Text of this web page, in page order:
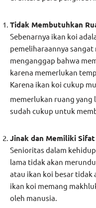
Tidak Membutuhkan
Sebenarnya ikan koi
pemeliharaannya
menganggap bahwa
karena memerlukan
Karena ikan koi cukup
memerlukan ruang yang
sudah cukup untuk
Jinak dan Memiliki
Senioritas dalam
lama tidak akan
atau ikan koi besar tidak
ikan koi memang
oleh manusia.